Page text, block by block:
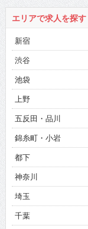
エリアで求人を探す
新宿
渋谷
池袋
上野
五反田・品川
錦糸町・小岩
都下
神奈川
埼玉
千葉